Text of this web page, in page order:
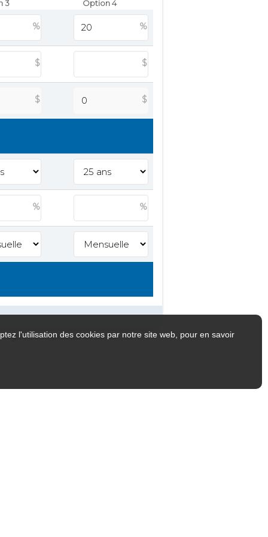
3 Option 4
% %
$ $
$ $
% %
comptables ou fiscaux, et ne
l'utilisation des cookies par notre site web, pour en savoir